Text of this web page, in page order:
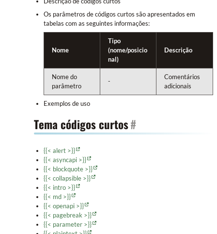
Os parâmetros de códigos curtos são apresentados em
tabelas com as seguintes informações:
Nome
Tipo
(nome/posicio
nal)
Descrição
Nome do
parâmetro
-
Comentários
adicionais
Exemplos de uso
Tema códigos curtos#
{{< alert >}}
{{< asyncapi >}}
{{< blockquote >}}
{{< collapsible >}}
{{< intro >}}
{{< md >}}
{{< openapi >}}
{{< pagebreak >}}
{{< parameter >}}